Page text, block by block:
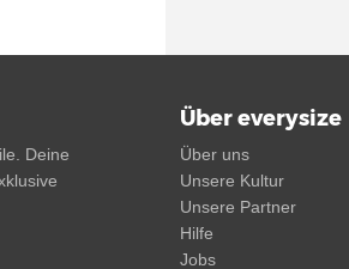
Deine
Über everysize
Über uns
Unsere Kultur
Unsere Partner
Hilfe
Jobs